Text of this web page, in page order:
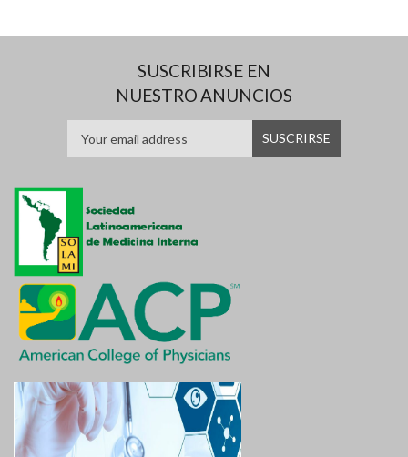
SUSCRIBIRSE EN
NUESTRO ANUNCIOS